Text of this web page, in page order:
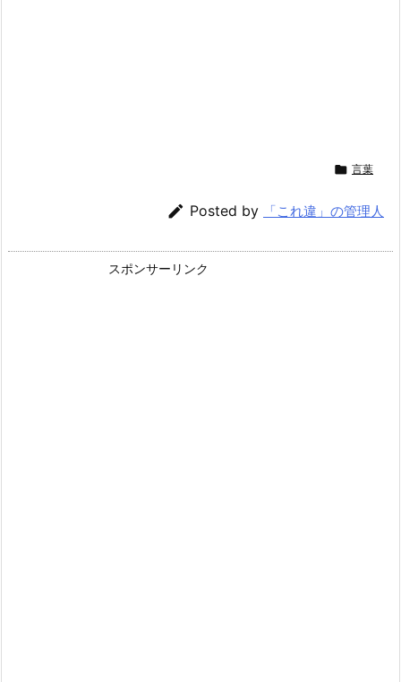
 言葉
 Posted by 「これ違」の管理人
スポンサーリンク